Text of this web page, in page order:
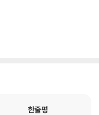
한줄평